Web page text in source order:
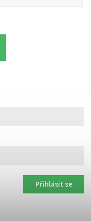
Přihlásit se